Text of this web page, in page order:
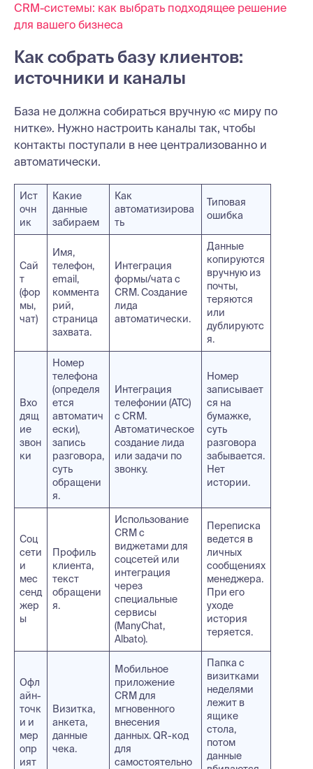
CRM-системы: как выбрать подходящее решение
для вашего бизнеса
Как собрать базу клиентов:
источники и каналы
База не должна собираться вручную «с миру по
нитке». Нужно настроить каналы так, чтобы
контакты поступали в нее централизованно и
автоматически.
Ист
очн
ик
Какие
данные
забираем
Как
автоматизирова
ть
Типовая
ошибка
Сай
т
(фор
мы,
чат)
Имя,
телефон,
email,
коммента
рий,
страница
захвата.
Интеграция
формы/чата с
CRM. Создание
лида
автоматически.
Данные
копируются
вручную из
почты,
теряются
или
дублируютс
я.
Вхо
дящ
ие
звон
ки
Номер
телефона
(определя
ется
автоматич
ески),
запись
разговора,
суть
обращени
я.
Интеграция
телефонии (АТС)
с CRM.
Автоматическое
создание лида
или задачи по
звонку.
Номер
записывает
ся на
бумажке,
суть
разговора
забывается.
Нет
истории.
Соц
сети
и
мес
сенд
жер
ы
Профиль
клиента,
текст
обращени
я.
Использование
CRM с
виджетами для
соцсетей или
интеграция
через
специальные
сервисы
(ManyChat,
Albato).
Переписка
ведется в
личных
сообщениях
менеджера.
При его
уходе
история
теряется.
Офл
айн-
точк
и и
мер
опр
ият
Визитка,
анкета,
данные
чека.
Мобильное
приложение
CRM для
мгновенного
внесения
данных. QR-код
для
самостоятельно
Папка с
визитками
неделями
лежит в
ящике
стола,
потом
данные